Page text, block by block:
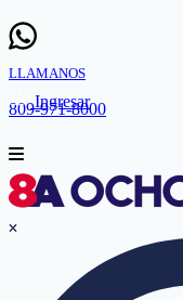
LLAMANOS
809-971-8000
Ingresar